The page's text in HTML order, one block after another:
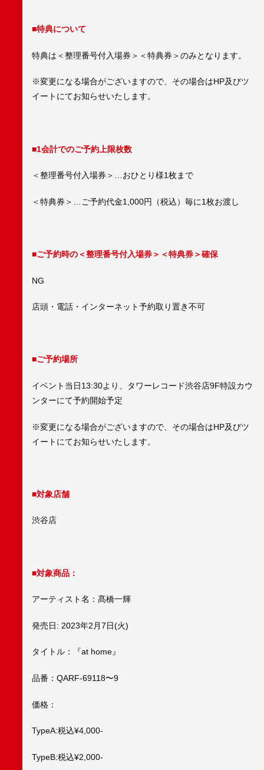
■特典について
特典は＜整理番号付入場券＞＜特典券＞のみとなります。
※変更になる場合がございますので、その場合はHP及びツ
イートにてお知らせいたします。
■1会計でのご予約上限枚数
＜整理番号付入場券＞…おひとり様1枚まで
＜特典券＞…ご予約代金1,000円（税込）毎に1枚お渡し
■ご予約時の＜整理番号付入場券＞＜特典券＞確保
NG
店頭・電話・インターネット予約取り置き不可
■ご予約場所
イベント当日13:30より、タワーレコード渋谷店9F特設カウ
ンターにて予約開始予定
※変更になる場合がございますので、その場合はHP及びツ
イートにてお知らせいたします。
■対象店舗
渋谷店
■対象商品：
アーティスト名：髙橋一輝
発売日: 2023年2月7日(火)
タイトル：『at home』
品番：QARF-69118〜9
価格：
TypeA:税込¥4,000-
TypeB:税込¥2,000-